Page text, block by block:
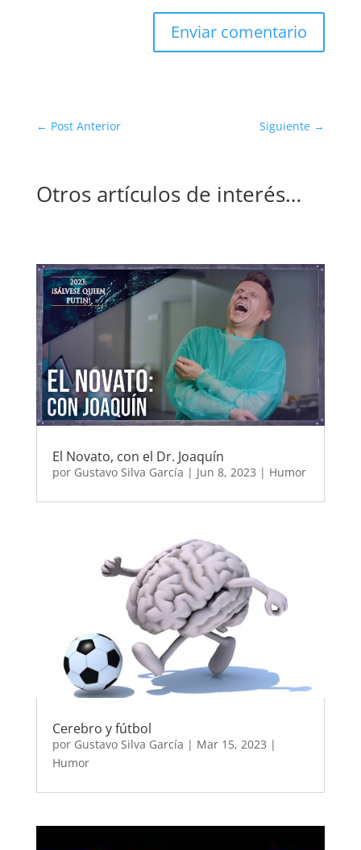
Enviar comentario
← Post Anterior Siguiente →
Otros artículos de interés…
El Novato, con el Dr. Joaquín
por Gustavo Silva García | Jun 8, 2023 | Humor
Cerebro y fútbol
por Gustavo Silva García | Mar 15, 2023 |
Humor